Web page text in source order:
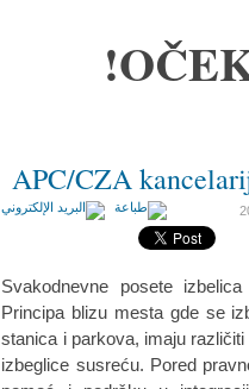
APC/CZA
Svakodnevne posete
Principa blizu mesta gde se
stanica i parkova, imaju
izbeglice susreću. Pored